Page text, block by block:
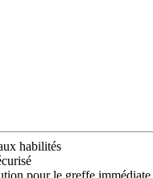
habilités
pour le greffe